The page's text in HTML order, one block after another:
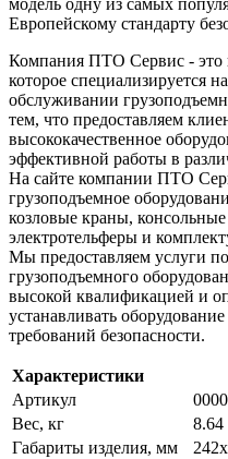
модель одну из самых
Европейскому стандарту
Компания ПТО Сервис - это
которое специализируется
обслуживании
тем, что предоставляем
высококачественное
эффективной работы в
На сайте компании ПТО
грузоподъемное
козловые краны,
электротельферы и
Мы предоставляем услуги
грузоподъемного
высокой квалификацией и
устанавливать
требований безопасности.
Характеристики
Артикул
Вес, кг
8.64
Габариты изделия, мм